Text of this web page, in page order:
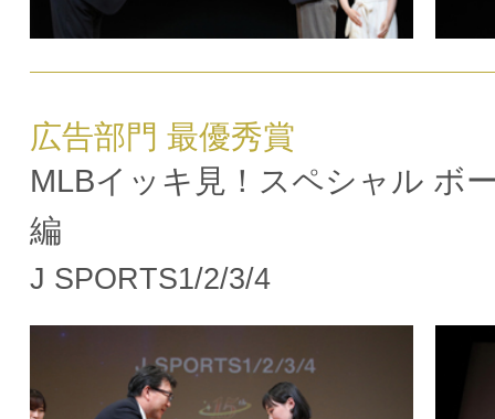
広告部門 最優秀賞
MLBイッキ見！スペシャル ボ
編
J SPORTS1/2/3/4